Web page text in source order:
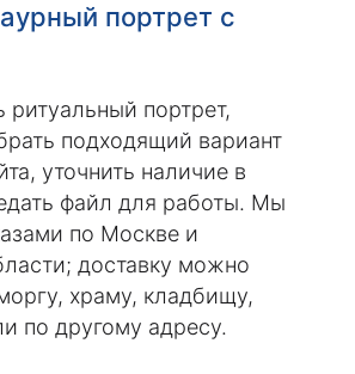
портрет с
ритуальный портрет,
подходящий вариант
уточнить наличие в
файл для работы. Мы
по Москве и
доставку можно
храму, кладбищу,
по другому адресу.